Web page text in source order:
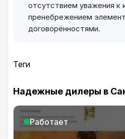
отсутствием уважения к
пренебрежением
договорённостями.
Теги
Надежные дилеры в
Работает